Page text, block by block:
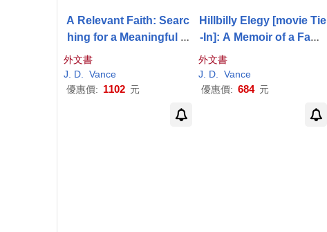
A Relevant Faith: Searc
hing for a Meaningful A
merican Christianity
外文書
J
D
Vance
優惠價: 1102 元
Hillbilly Elegy [movie Tie
-In]: A Memoir of a Famil
y and Culture in Crisis
外文書
J
D.
Vance
優惠價: 684 元